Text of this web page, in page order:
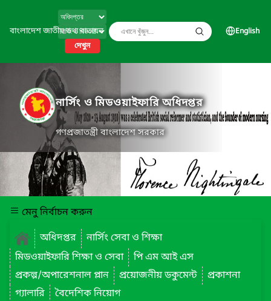
বাংলাদেশ জাতীয় তথ্য বাতায়ন
দেখুন
English
নার্সিং ও মিডওয়াইফারি অধিদপ্তর
গণপ্রজাতন্ত্রী বাংলাদেশ সরকার
মেনু নির্বাচন করুন
অধিদপ্তর
নার্সিং সেবা ও শিক্ষা
মিডওয়াইফারি শিক্ষা ও সেবা
পি এম আই এস
প্রকল্প/অপারেশনাল প্লান
প্রয়োজনীয় ডকুমেন্ট
প্রকাশনা
গ্যালারি
বৈদেশিক নিয়োগ